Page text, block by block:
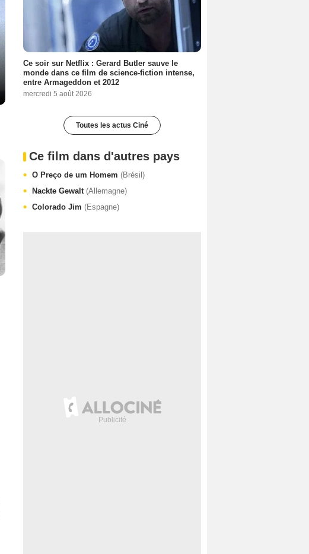
Ce soir sur Netflix : Gerard Butler sauve le
monde dans ce film de science-fiction intense,
entre Armageddon et 2012
mercredi 5 août 2026
Toutes les actus Ciné
Ce film dans d'autres pays
O Preço de um Homem (Brésil)
Nackte Gewalt (Allemagne)
Colorado Jim (Espagne)